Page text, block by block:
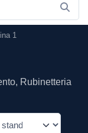
1
Rubinetteria